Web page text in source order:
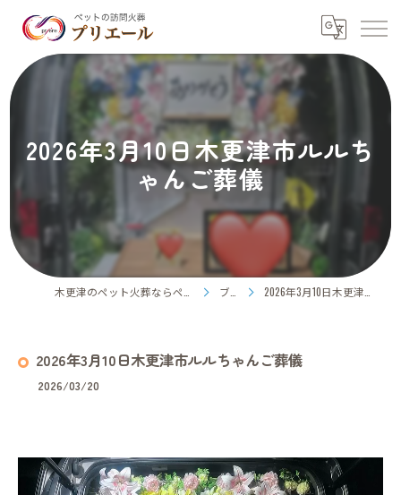
2026年3月10日木更津市ルルち
ゃんご葬儀
ブログ 2026年3月10日木更津市ルルちゃんご葬儀
2026年3月10日木更津市ルルちゃんご葬儀
2026/03/20